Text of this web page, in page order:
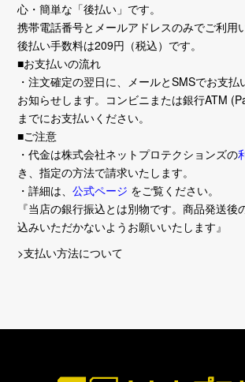
心・簡単な「後払い」です。
携帯電話番号とメールアドレスのみでご利用
後払い手数料は209円（税込）です。
■お支払いの流れ
・注文確定の翌日に、メールとSMSでお支払
お知らせします。コンビニまたは銀行ATM
までにお支払いください。
■ご注意
・代金は株式会社ネットプロテクションズの
き、指定の方法で請求いたします。
・詳細は、公式ページ をご覧ください。
『当店の銀行振込とは別物です。商品発送後
込みいただかないようお願いいたします』
>支払い方法について